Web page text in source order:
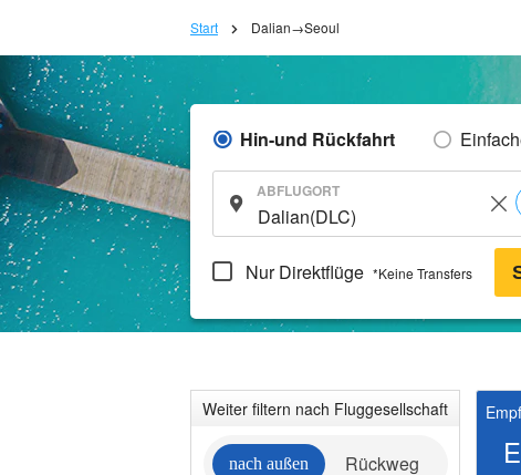
Start Dalian→Seoul
Hin-und Rückfahrt
ABFLUGORT
Nur Direktflüge *Keine Transfers
Weiter filtern nach Fluggesellschaft
nach außen Rückweg